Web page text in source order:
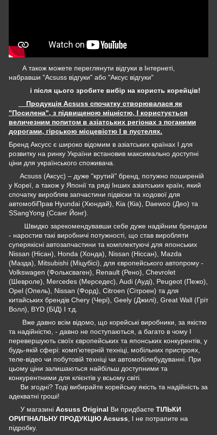
А також можете переглянути відгуки в Інтернеті,
набравши "Acsuss відгуки" або "Аксус відгуки"
і після цього зробите вибір на користь корейців!
Продукція Acsuss спочатку створювалася як
"Посилена", з підвищеною міцністю, І користується
величезним попитом в азіатських регіонах з поганими
дорогами, гірською місцевістю І в пустелях.
Бренд Аксусс є широко відомим в азіатських країнах І для
розвитку на ринку України встановив максимально доступні
ціни для українського споживача.
Acsuss (Аксус) – дуже "крутий" бренд, потужно поширеній
у Кореї, а також у Японії та ряді Інших азіатських країн, який
спочатку виробляв запчастини підвіски та ходової для
автомобіПрав Hyundai (Хюндай), Kia (Кіа), Daewoo (Део) та
SSangYong (Ссанг Йонг).
Швидко зарекомендувавши себе дуже надійним брендом
- наростив такі виробничі потужності, що став виробляти
суперякісні автозапчастини та комплектуючі для японських
Nissan (Нісан), Honda (Хонда), Nissan (Ніссан), Mazda
(Мазда), Mitsubishi (Міцубісі), для європейського автопрому -
Volkswagen (Фольксваген), Renault (Рено), Chevrolet
(Шевроле), Mercedes (Мерседес), Audi (Ауді), Peugeot (Пежо),
Opel (Опель), Nissan (Форд), Citroen (Сітроен) та для
китайських брендів Chery (Чері), Geely (Джилі), Great Wall (Гріт
Волл), BYD (БІД) І т.д.
Вже давно всім відомо, що корейські виробники, за якістю
та надійністю, - давно не поступаються, а багато в чому І
перевершують своїх європейських та японських конкурентів, у
будь-якій сфері: комп'ютерній техніці, мобільних пристроях,
теле-відео чи побутовій техніці чи автомобілебудуванні. При
цьому ціни залишаються найбільш доступними та
конкурентними для клієнтів у всьому світі.
Ви згодні? Тоді вибирайте корейську якість та надійність за
адекватні гроші!
У магазині Acsuss Original Ви придбаєте ТІЛЬКИ
ОРИГІНАЛЬНУ ПРОДУКЦІЮ Acsuss , І не потрапите на
підробку.